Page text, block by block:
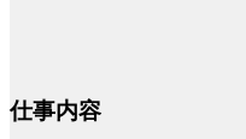
仕事内容